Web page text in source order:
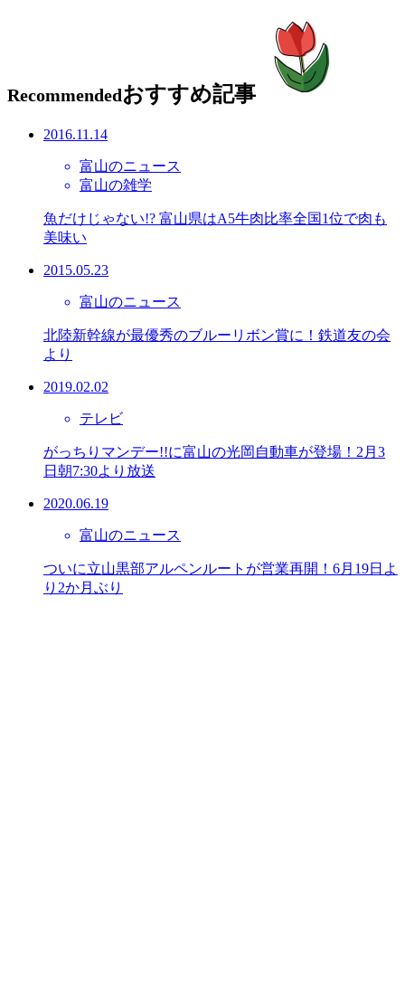
Recommendedおすすめ記事
2016.11.14
富山のニュース
富山の雑学
魚だけじゃない!? 富山県はA5牛肉比率全国1位で肉も
美味い
2015.05.23
富山のニュース
北陸新幹線が最優秀のブルーリボン賞に！鉄道友の会
より
2019.02.02
テレビ
がっちりマンデー!!に富山の光岡自動車が登場！2月3
日朝7:30より放送
2020.06.19
富山のニュース
ついに立山黒部アルペンルートが営業再開！6月19日よ
り2か月ぶり